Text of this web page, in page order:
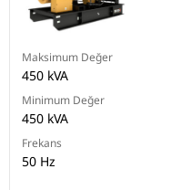
Maksimum Değer
450 kVA
Minimum Değer
450 kVA
Frekans
50 Hz